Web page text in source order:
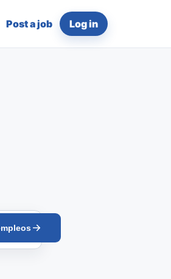
Post a job Log in